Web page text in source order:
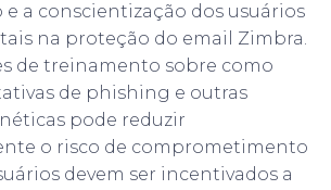
a conscientização dos usuários
na proteção do email Zimbra.
de treinamento sobre como
de phishing e outras
pode reduzir
o risco de comprometimento
devem ser incentivados a